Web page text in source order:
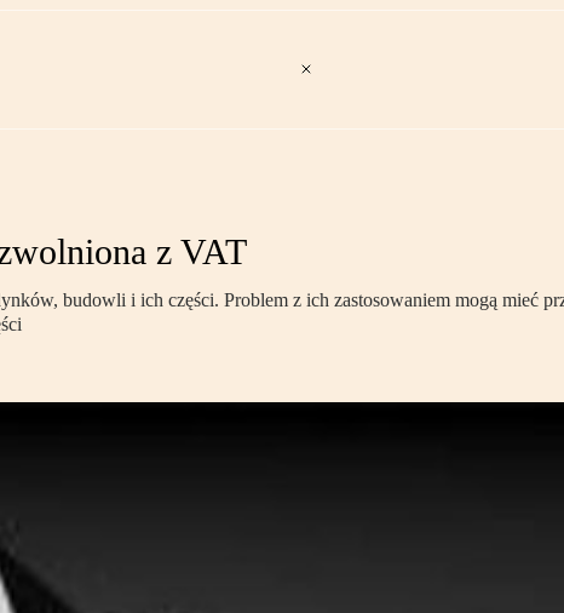
z VAT
budowli i ich części. Problem z ich zastosowaniem mogą mieć